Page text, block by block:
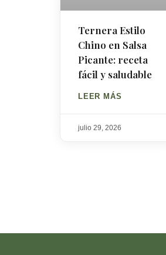
Ternera Estilo
Chino en Salsa
Picante: receta
fácil y saludable
LEER MÁS
julio 29, 2026